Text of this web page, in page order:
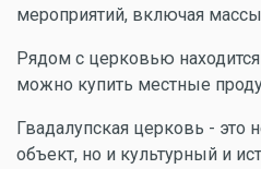
мероприятий, включая
Рядом с церковью
можно купить местные
Гвадалупская церковь - это
объект, но и культурный и